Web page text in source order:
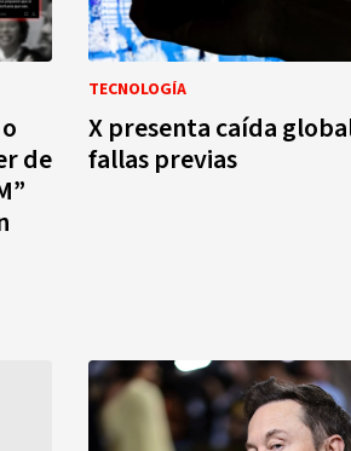
de
TECNOLOGÍA
X presenta caída
fallas previas